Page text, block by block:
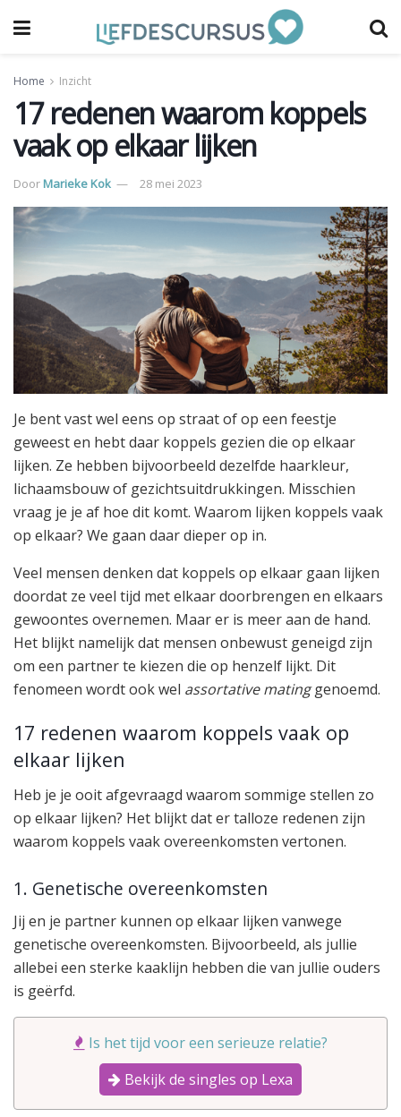
Home Inzicht
17 redenen waarom koppels
vaak op elkaar lijken
DoorMarieke Kok 28 mei 2023
Je bent vast wel eens op straat of op een feestje
geweest en hebt daar koppels gezien die op elkaar
lijken. Ze hebben bijvoorbeeld dezelfde haarkleur,
lichaamsbouw of gezichtsuitdrukkingen. Misschien
vraag je je af hoe dit komt. Waarom lijken koppels vaak
op elkaar? We gaan daar dieper op in.
Veel mensen denken dat koppels op elkaar gaan lijken
doordat ze veel tijd met elkaar doorbrengen en elkaars
gewoontes overnemen. Maar er is meer aan de hand.
Het blijkt namelijk dat mensen onbewust geneigd zijn
om een partner te kiezen die op henzelf lijkt. Dit
fenomeen wordt ook wel assortative matinggenoemd.
17 redenen waarom koppels vaak op
elkaar lijken
Heb je je ooit afgevraagd waarom sommige stellen zo
op elkaar lijken? Het blijkt dat er talloze redenen zijn
waarom koppels vaak overeenkomsten vertonen.
1. Genetische overeenkomsten
Jij en je partner kunnen op elkaar lijken vanwege
genetische overeenkomsten. Bijvoorbeeld, als jullie
allebei een sterke kaaklijn hebben die van jullie ouders
is geërfd.
Is het tijd voor een serieuze relatie?
Bekijk de singles op Lexa